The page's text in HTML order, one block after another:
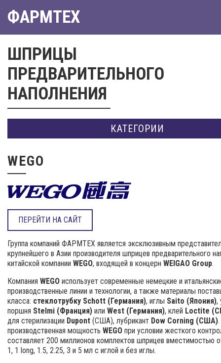
ФАРМТЕХ
ШПРИЦЫ
ПРЕДВАРИТЕЛЬНОГО
НАПОЛНЕНИЯ
КАТЕГОРИИ
WEGO
ПЕРЕЙТИ НА САЙТ
Группа компаний ФАРМТЕХ является эксклюзивным
крупнейшего в Азии производителя шприцев предварительного
китайской компании WEGO, входящей в концерн WEIGAO Group.
Компания WEGO использует современные немецкие и
производственные линии и технологии, а также материалы
класса: стеклотрубку Schott (Германия), иглы Saito (Япония),
поршня Stelmi (Франция) или West (Германия), клей Loctite
для стерилизации Dupont (США), лубрикант Dow Corning (США)
производственная мощность WEGO при условии жесткого
составляет 200 миллионов комплектов шприцев вместимостью
1, 1 long, 1.5, 2.25, 3 и 5 мл с иглой и без иглы.